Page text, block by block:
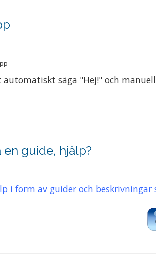
säga "Hej!" och
en guide, hjälp?
i form av guider och